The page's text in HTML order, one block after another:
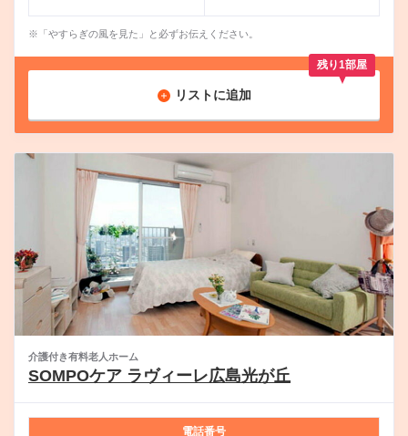
※「やすらぎの風を見た」と必ずお伝えください。
リストに追加
残り1部屋
介護付き有料老人ホーム
SOMPOケア ラヴィーレ広島光が丘
電話番号